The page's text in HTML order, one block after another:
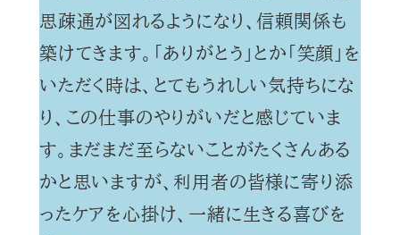
思疎通が図れるようになり、信頼関係も
築けてきます。「ありがとう」とか「笑顔」を
いただく時は、とてもうれしい気持ちにな
り、この仕事のやりがいだと感じていま
す。まだまだ至らないことがたくさんある
かと思いますが、利用者の皆様に寄り添
ったケアを心掛け、一緒に生きる喜びを